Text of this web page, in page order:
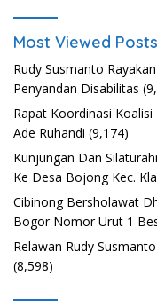
Most Viewed Posts
Rudy Susmanto
Penyandan Disabilitas
Rapat Koordinasi
Ade Ruhandi (9,174)
Kunjungan Dan
Ke Desa Bojong Kec.
Cibinong Bersholawat
Bogor Nomor Urut 1
Relawan Rudy
(8,598)